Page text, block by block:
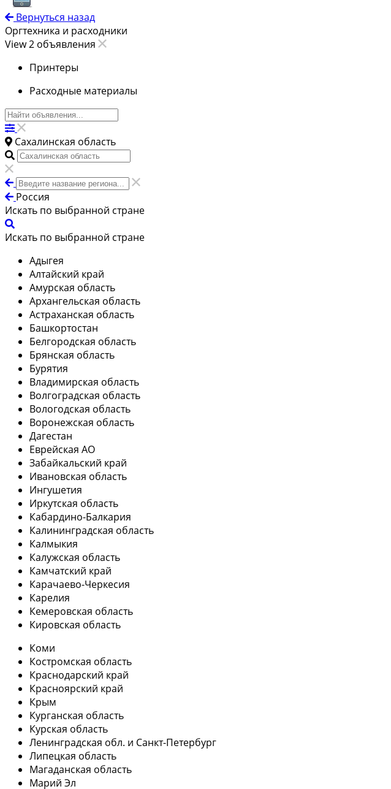
Вернуться назад
Оргтехника и расходники
View 2 объявления
Принтеры
Расходные материалы
Сахалинская область
Россия
Искать по выбранной стране
Искать по выбранной стране
Адыгея
Алтайский край
Амурская область
Архангельская область
Астраханская область
Башкортостан
Белгородская область
Брянская область
Бурятия
Владимирская область
Волгоградская область
Вологодская область
Воронежская область
Дагестан
Еврейская АО
Забайкальский край
Ивановская область
Ингушетия
Иркутская область
Кабардино-Балкария
Калининградская область
Калмыкия
Калужская область
Камчатский край
Карачаево-Черкесия
Карелия
Кемеровская область
Кировская область
Коми
Костромская область
Краснодарский край
Красноярский край
Крым
Курганская область
Курская область
Ленинградская обл. и Санкт-Петербург
Липецкая область
Магаданская область
Марий Эл